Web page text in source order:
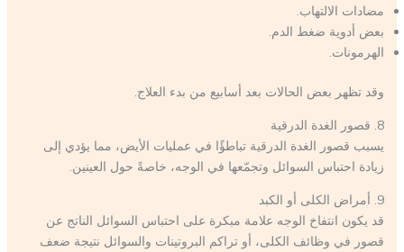
مضادات الالتهاب.
بعض أدوية ضغط الدم.
الهرمونات.
وقد تظهر بعض الحالات بعد أسابيع من بدء العلاج.
8. قصور الغدة الدرقية
يسبب قصور الغدة الدرقية تباطؤًا في عمليات الأيض، مما يؤدي إلى
زيادة احتباس السوائل وتجمّعها في الوجه، خاصةً حول العينين.
9. أمراض الكلى أو الكبد
قد يكون انتفاخ الوجه علامة مبكرة على احتباس السوائل الناتج عن
قصور في وظائف الكلى، أو تراكم البروتينات والسوائل نتيجة ضعف